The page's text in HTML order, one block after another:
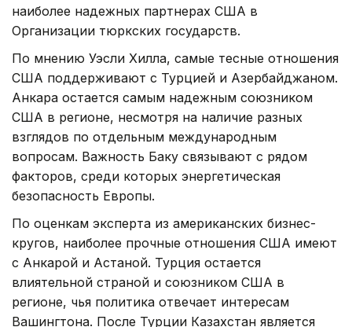
наиболее надежных партнерах США в
Организации тюркских государств.
По мнению Уэсли Хилла, самые тесные отношения
США поддерживают с Турцией и Азербайджаном.
Анкара остается самым надежным союзником
США в регионе, несмотря на наличие разных
взглядов по отдельным международным
вопросам. Важность Баку связывают с рядом
факторов, среди которых энергетическая
безопасность Европы.
По оценкам эксперта из американских бизнес-
кругов, наиболее прочные отношения США имеют
с Анкарой и Астаной. Турция остается
влиятельной страной и союзником США в
регионе, чья политика отвечает интересам
Вашингтона. После Турции Казахстан является